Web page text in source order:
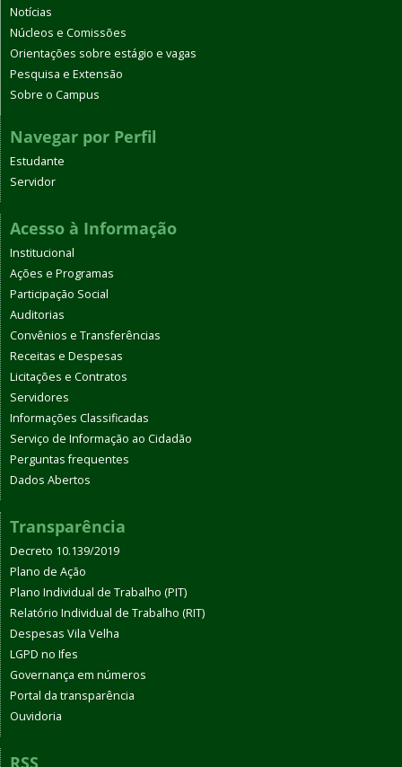
Notícias
Núcleos e Comissões
Orientações sobre estágio e vagas
Pesquisa e Extensão
Sobre o Campus
Navegar por Perfil
Estudante
Servidor
Acesso à Informação
Institucional
Ações e Programas
Participação Social
Auditorias
Convênios e Transferências
Receitas e Despesas
Licitações e Contratos
Servidores
Informações Classificadas
Serviço de Informação ao Cidadão
Perguntas frequentes
Dados Abertos
Transparência
Decreto 10.139/2019
Plano de Ação
Plano Individual de Trabalho (PIT)
Relatório Individual de Trabalho (RIT)
Despesas Vila Velha
LGPD no Ifes
Governança em números
Portal da transparência
Ouvidoria
RSS